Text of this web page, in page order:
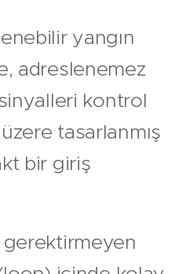
yangın
adreslenemez
kontrol
tasarlanmış
bir giriş
gerektirmeyen